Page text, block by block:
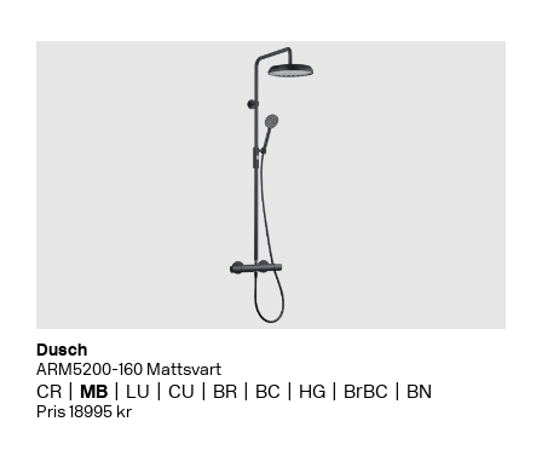
Dusch
ARM5200-160 Mattsvart
CR MB LU CU BR BC HG BrBC BN
Pris 18995 kr